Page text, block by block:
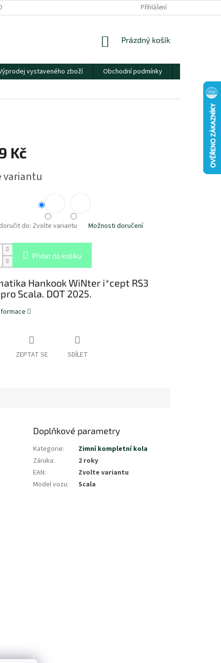
ÚDAJŮ Přihlášení
NÁKUPNÍ
Prázdný košík
vystaveného zboží Obchodní podmínky
Kč
variantu
do: Zvolte variantu Možnosti doručení
Přidat do košíku
Hankook WiNter i*cept RS3
Scala. DOT 2025.
ZEPTAT SE SDÍLET
Doplňkové parametry
Kategorie:
Zimní kompletní kola
Záruka:
2 roky
EAN:
Zvolte variantu
Model vozu: Scala